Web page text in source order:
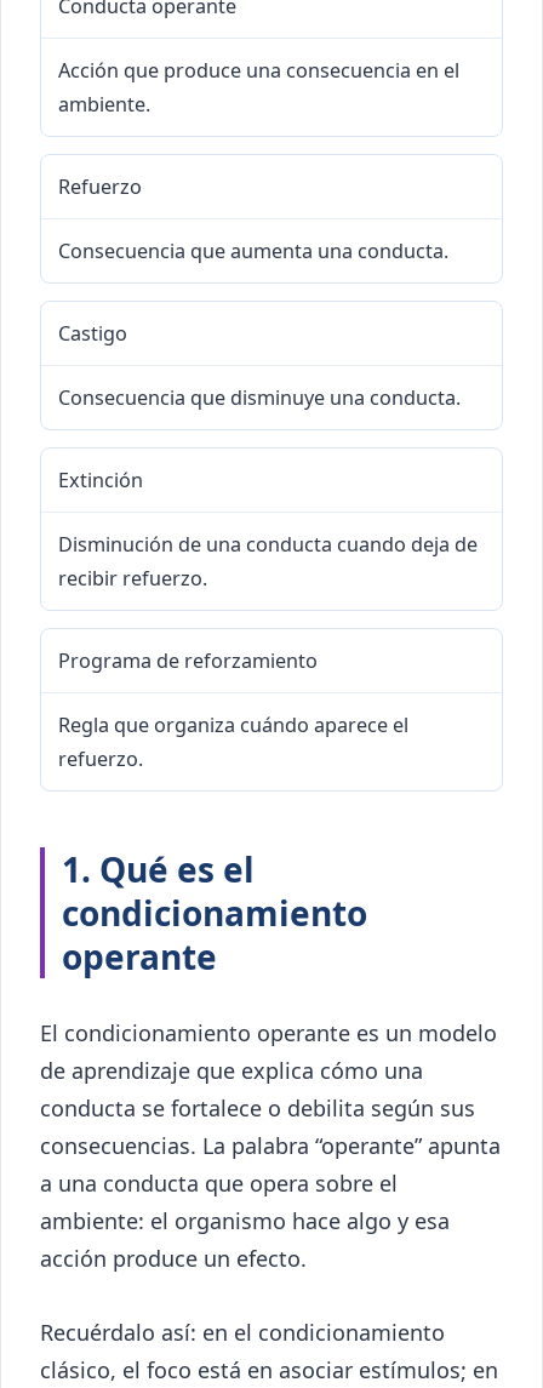
Conducta operante
Acción que produce una consecuencia en el
ambiente.
Refuerzo
Consecuencia que aumenta una conducta.
Castigo
Consecuencia que disminuye una conducta.
Extinción
Disminución de una conducta cuando deja de
recibir refuerzo.
Programa de reforzamiento
Regla que organiza cuándo aparece el
refuerzo.
1. Qué es el
condicionamiento
operante
El condicionamiento operante es un modelo
de aprendizaje que explica cómo una
conducta se fortalece o debilita según sus
consecuencias. La palabra “operante” apunta
a una conducta que opera sobre el
ambiente: el organismo hace algo y esa
acción produce un efecto.
Recuérdalo así: en el condicionamiento
clásico, el foco está en asociar estímulos; en